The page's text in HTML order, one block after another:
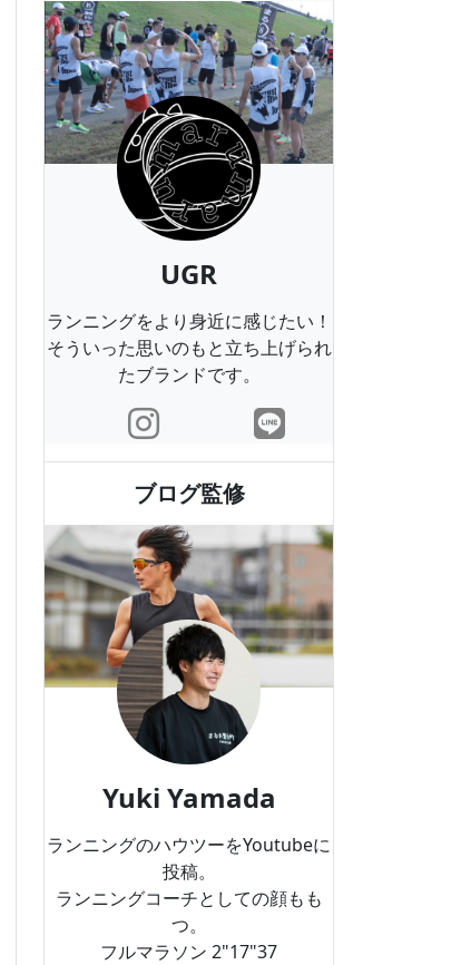
UGR
ランニングをより身近に感じたい！
そういった思いのもと立ち上げられ
たブランドです。
ブログ監修
Yuki Yamada
ランニングのハウツーをYoutubeに
投稿。
ランニングコーチとしての顔もも
つ。
フルマラソン 2"17"37